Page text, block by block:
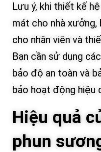
Lưu ý, khi thiết kế
mát cho nhà xưởng,
cho nhân viên và
Bạn cần sử dụng
bảo độ an toàn và
bảo hoạt động hiệu
Hiệu quả
phun